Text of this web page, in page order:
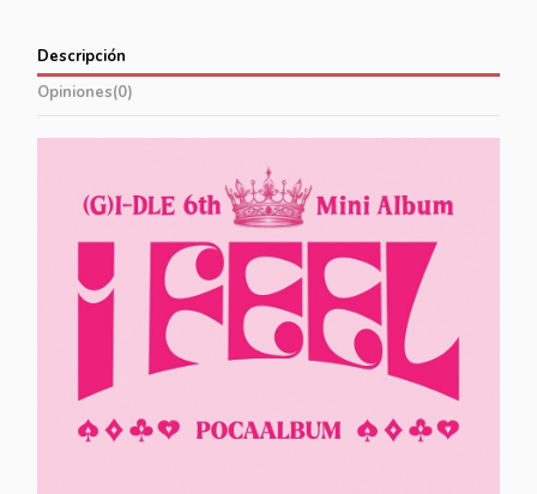
Descripción
Opiniones(0)